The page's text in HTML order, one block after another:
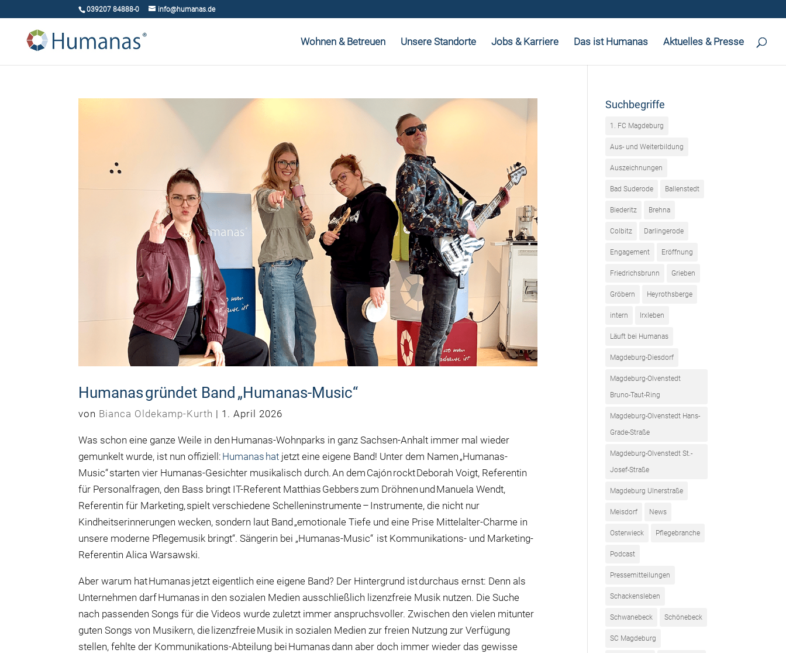
039207 84888-0 info@humanas.de
Wohnen & Betreuen Unsere Standorte Jobs & Karriere Das ist Humanas Aktuelles & Presse
Humanas gründet Band „Humanas-Music“
von Bianca Oldekamp-Kurth | 1. April 2026
Was schon eine ganze Weile in den Humanas-Wohnparks in ganz Sachsen-Anhalt immer mal wieder
gemunkelt wurde, ist nun offiziell: Humanas hat jetzt eine eigene Band! Unter dem Namen „Humanas-
Music“ starten vier Humanas-Gesichter musikalisch durch. An dem Cajón rockt Deborah Voigt, Referentin
für Personalfragen, den Bass bringt IT-Referent Matthias Gebbers zum Dröhnen und Manuela Wendt,
Referentin für Marketing, spielt verschiedene Schelleninstrumente – Instrumente, die nicht nur
Kindheitserinnerungen wecken, sondern laut Band „emotionale Tiefe und eine Prise Mittelalter-Charme in
unsere moderne Pflegemusik bringt“. Sängerin bei „Humanas-Music“ ist Kommunikations- und Marketing-
Referentin Alica Warsawski.
Aber warum hat Humanas jetzt eigentlich eine eigene Band? Der Hintergrund ist durchaus ernst: Denn als
Unternehmen darf Humanas in den sozialen Medien ausschließlich lizenzfreie Musik nutzen. Die Suche
nach passenden Songs für die Videos wurde zuletzt immer anspruchsvoller. Zwischen den vielen mitunter
guten Songs von Musikern, die lizenzfreie Musik in sozialen Medien zur freien Nutzung zur Verfügung
stellen, fehlte der Kommunikations-Abteilung bei Humanas dann aber doch immer wieder das gewisse
Suchbegriffe
1. FC Magdeburg
Aus- und Weiterbildung
Auszeichnungen
Bad Suderode Ballenstedt
Biederitz Brehna
Colbitz Darlingerode
Engagement Eröffnung
Friedrichsbrunn Grieben
Gröbern Heyrothsberge
intern Irxleben
Läuft bei Humanas
Magdeburg-Diesdorf
Magdeburg-Olvenstedt
Bruno-Taut-Ring
Magdeburg-Olvenstedt Hans-
Grade-Straße
Magdeburg-Olvenstedt St.-
Josef-Straße
Magdeburg Ulnerstraße
Meisdorf News
Osterwieck Pflegebranche
Podcast
Pressemitteilungen
Schackensleben
Schwanebeck Schönebeck
SC Magdeburg